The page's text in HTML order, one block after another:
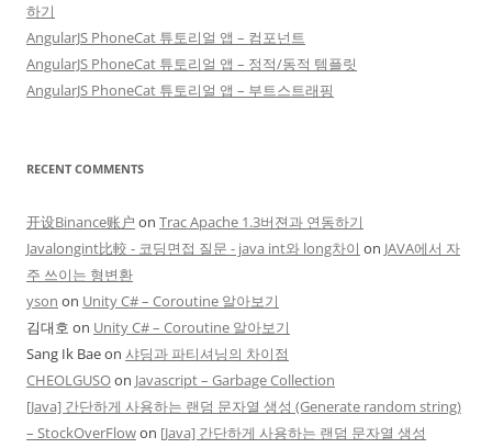
하기
AngularJS PhoneCat 튜토리얼 앱 – 컴포넌트
AngularJS PhoneCat 튜토리얼 앱 – 정적/동적 템플릿
AngularJS PhoneCat 튜토리얼 앱 – 부트스트래핑
RECENT COMMENTS
开设Binance账户 on Trac Apache 1.3버젼과 연동하기
Javalongint比較 - 코딩면접 질문 - java int와 long차이 on JAVA에서 자
주 쓰이는 형변환
yson on Unity C# – Coroutine 알아보기
김대호 on Unity C# – Coroutine 알아보기
Sang Ik Baeon 샤딩과 파티셔닝의 차이점
CHEOLGUSOon Javascript – Garbage Collection
[Java] 간단하게 사용하는 랜덤 문자열 생성 (Generate random string)
– StockOverFlowon [Java] 간단하게 사용하는 랜덤 문자열 생성